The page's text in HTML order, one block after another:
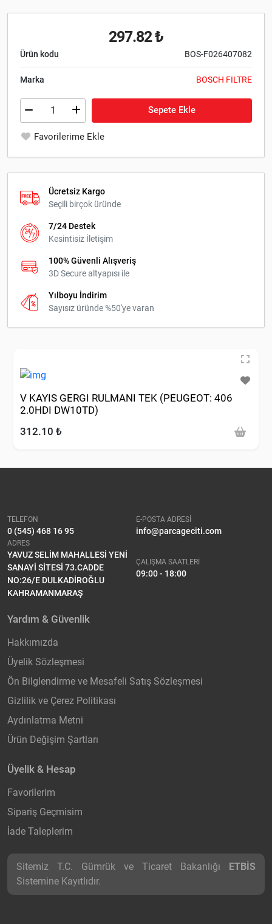
297.82 ₺
Ürün kodu BOS-F026407082
Marka BOSCH FILTRE
Sepete Ekle
Favorilerime Ekle
Ücretsiz Kargo
Seçili birçok üründe
7/24 Destek
Kesintisiz İletişim
100% Güvenli Alışveriş
3D Secure altyapısı ile
Yılboyu İndirim
Sayısız üründe %50'ye varan
V KAYIS GERGI RULMANI TEK (PEUGEOT: 406
2.0HDI DW10TD)
312.10 ₺
TELEFON
0 (545) 468 16 95
E-POSTA ADRESİ
info@parcageciti.com
ADRES
YAVUZ SELİM MAHALLESİ YENİ
SANAYİ SİTESİ 73.CADDE
NO:26/E DULKADİROĞLU
KAHRAMANMARAŞ
ÇALIŞMA SAATLERİ
09:00 - 18:00
Yardım & Güvenlik
Hakkımızda
Üyelik Sözleşmesi
Ön Bilglendirme ve Mesafeli Satış Sözleşmesi
Gizlilik ve Çerez Politikası
Aydınlatma Metni
Ürün Değişim Şartları
Üyelik & Hesap
Favorilerim
Sipariş Geçmisim
İade Taleplerim
Sitemiz T.C. Gümrük ve Ticaret Bakanlığı ETBİS
Sistemine Kayıtlıdır.